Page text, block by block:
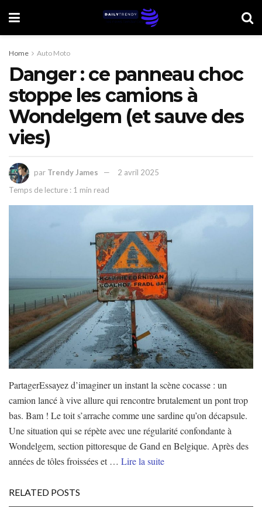
Home Auto Moto
Danger : ce panneau choc
stoppe les camions à
Wondelgem (et sauve des
vies)
par Trendy James
2 avril 2025
Temps de lecture : 1 min read
PartagerEssayez d’imaginer un instant la scène cocasse : un
camion lancé à vive allure qui rencontre brutalement un pont trop
bas. Bam ! Le toit s’arrache comme une sardine qu’on décapsule.
Une situation qui se répète avec une régularité confondante à
Wondelgem, section pittoresque de Gand en Belgique. Après des
années de tôles froissées et … Lire la suite
RELATED POSTS